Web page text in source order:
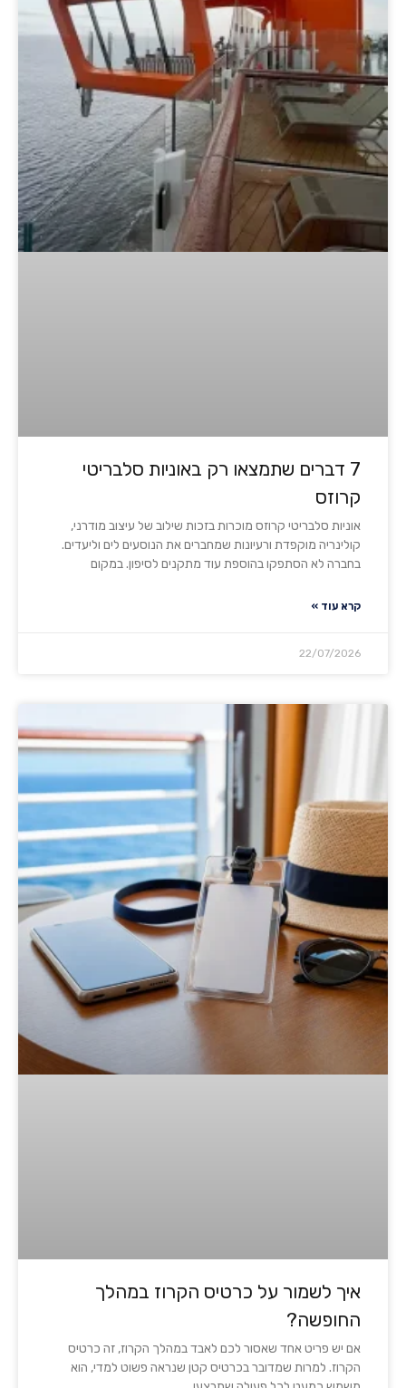
7 דברים שתמצאו רק באוניות סלבריטי
קרוזס
אוניות סלבריטי קרוזס מוכרות בזכות שילוב של עיצוב מודרני,
קולינריה מוקפדת ורעיונות שמחברים את הנוסעים לים וליעדים.
בחברה לא הסתפקו בהוספת עוד מתקנים לסיפון. במקום
קרא עוד »
22/07/2026
איך לשמור על כרטיס הקרוז במהלך
החופשה?
אם יש פריט אחד שאסור לכם לאבד במהלך הקרוז, זה כרטיס
הקרוז. למרות שמדובר בכרטיס קטן שנראה פשוט למדי, הוא